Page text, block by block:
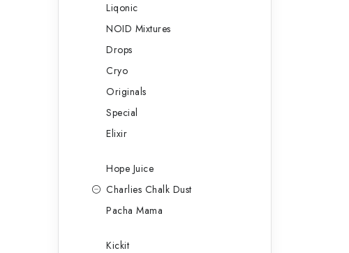
Liqonic
NOID Mixtures
Drops
Cryo
Originals
Special
Elixir
Hope Juice
Charlies Chalk Dust
Pacha Mama
Kickit